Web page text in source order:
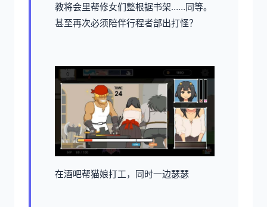
教将会里帮修女们整根据书架……同等。
甚至再次必须陪伴行程者部出打怪？
在酒吧帮猫娘打工，同时一边瑟瑟